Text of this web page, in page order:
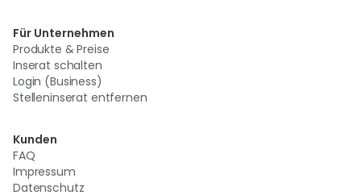
Für Unternehmen
Produkte & Preise
Inserat schalten
Login (Business)
Stelleninserat entfernen
Kunden
FAQ
Impressum
Datenschutz